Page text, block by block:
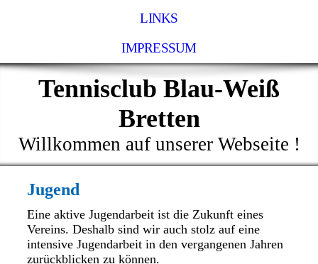
LINKS
IMPRESSUM
Tennisclub Blau-Weiß
Bretten
Willkommen auf unserer Webseite !
Jugend
Eine aktive Jugendarbeit ist die Zukunft eines
Vereins. Deshalb sind wir auch stolz auf eine
intensive Jugendarbeit in den vergangenen Jahren
zurückblicken zu können.